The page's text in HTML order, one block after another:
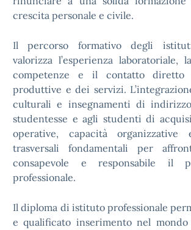
crescita personale e civile.
Il percorso formativo degli
valorizza l’esperienza laboratoriale,
competenze e il contatto
produttive e dei servizi.
culturali e insegnamenti di
studentesse e agli studenti di
operative, capacità organizzative
trasversali fondamentali per
consapevole e responsabile il
professionale.
Il diploma di istituto professionale
e qualificato inserimento nel